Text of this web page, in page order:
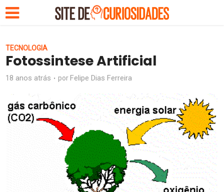
TECNOLOGIA
Fotossintese Artificial
18 anos atrás por Felipe Dias Ferreira